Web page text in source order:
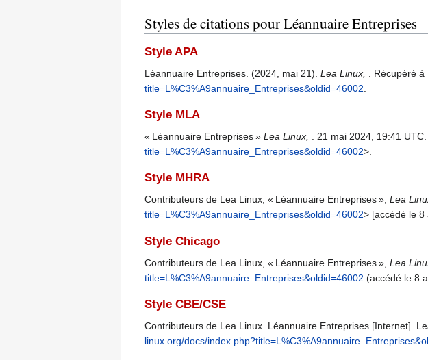
Styles de citations pour Léannuaire Entreprises
Style APA
Léannuaire Entreprises. (2024, mai 21). Lea Linux, . Récupéré
title=L%C3%A9annuaire_Entreprises&oldid=46002
Style MLA
« Léannuaire Entreprises » Lea Linux, . 21 mai 2024, 19:41
title=L%C3%A9annuaire_Entreprises&oldid=46002>.
Style MHRA
Contributeurs de Lea Linux, « Léannuaire Entreprises », Lea
title=L%C3%A9annuaire_Entreprises&oldid=46002> [accédé le 8
Style Chicago
Contributeurs de Lea Linux, « Léannuaire Entreprises », Lea
title=L%C3%A9annuaire_Entreprises&oldid=46002 (accédé le 8
Style CBE/CSE
Contributeurs de Lea Linux. Léannuaire Entreprises [Internet].
linux.org/docs/